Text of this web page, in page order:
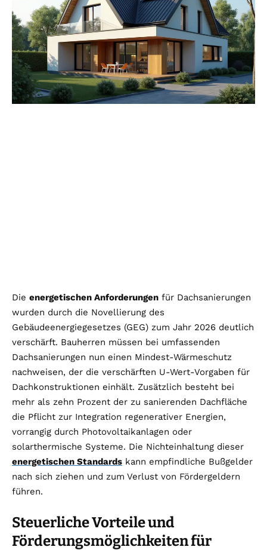
Die energetischen Anforderungen für Dachsanierungen
wurden durch die Novellierung des
Gebäudeenergiegesetzes (GEG) zum Jahr 2026 deutlich
verschärft. Bauherren müssen bei umfassenden
Dachsanierungen nun einen Mindest-Wärmeschutz
nachweisen, der die verschärften U-Wert-Vorgaben für
Dachkonstruktionen einhält. Zusätzlich besteht bei
mehr als zehn Prozent der zu sanierenden Dachfläche
die Pflicht zur Integration regenerativer Energien,
vorrangig durch Photovoltaikanlagen oder
solarthermische Systeme. Die Nichteinhaltung dieser
energetischen Standards kann empfindliche Bußgelder
nach sich ziehen und zum Verlust von Fördergeldern
führen.
Steuerliche Vorteile und
Förderungsmöglichkeiten für